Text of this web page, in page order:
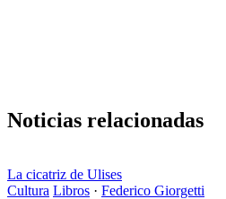
Noticias relacionadas
La cicatriz de Ulises
Cultura Libros · Federico Giorgetti